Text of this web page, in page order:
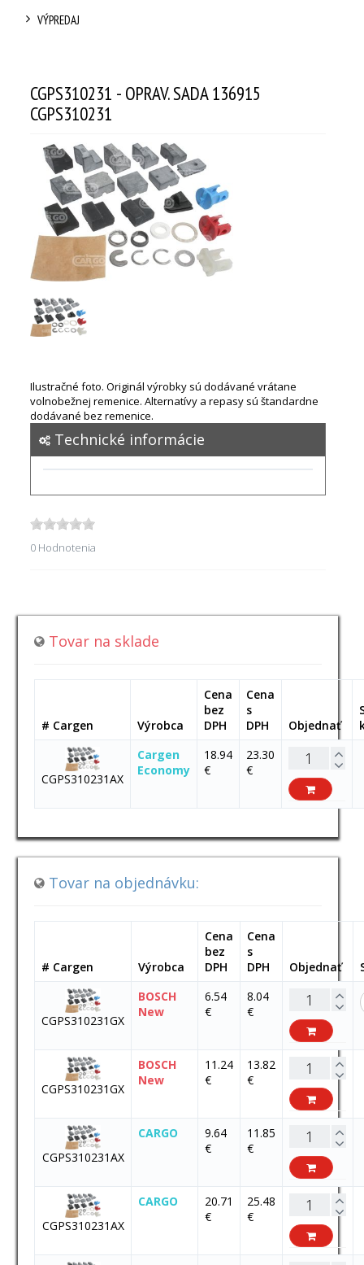
VÝPREDAJ
CGPS310231 - OPRAV. SADA 136915
CGPS310231
Ilustračné foto. Originál výrobky sú dodávané vrátane
volnobežnej remenice. Alternatívy a repasy sú štandardne
dodávané bez remenice.
Technické informácie
0 Hodnotenia
Tovar na sklade
# Cargen Výrobca
Cena
bez
DPH
Cena
s
DPH
Objednať
CGPS310231AX
Cargen
Economy
18.94
€
23.30
€
Tovar na objednávku:
# Cargen Výrobca
Cena
bez
DPH
Cena
s
DPH
Objednať
CGPS310231GX
BOSCH
New
6.54
€
8.04
€
CGPS310231GX
BOSCH
New
11.24
€
13.82
€
CGPS310231AX
CARGO
9.64
€
11.85
€
CGPS310231AX
CARGO
20.71
€
25.48
€